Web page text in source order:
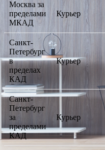
Москва за
пределами
МКАД
Курьер
Санкт-
Петербург
в
пределах
КАД
Курьер
Санкт-
Петербург
за
пределами
КАД
Курьер